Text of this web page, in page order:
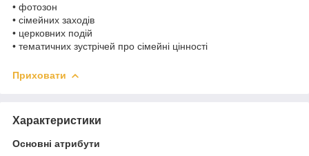
• фотозон
• сімейних заходів
• церковних подій
• тематичних зустрічей про сімейні цінності
Приховати
Характеристики
Основні атрибути